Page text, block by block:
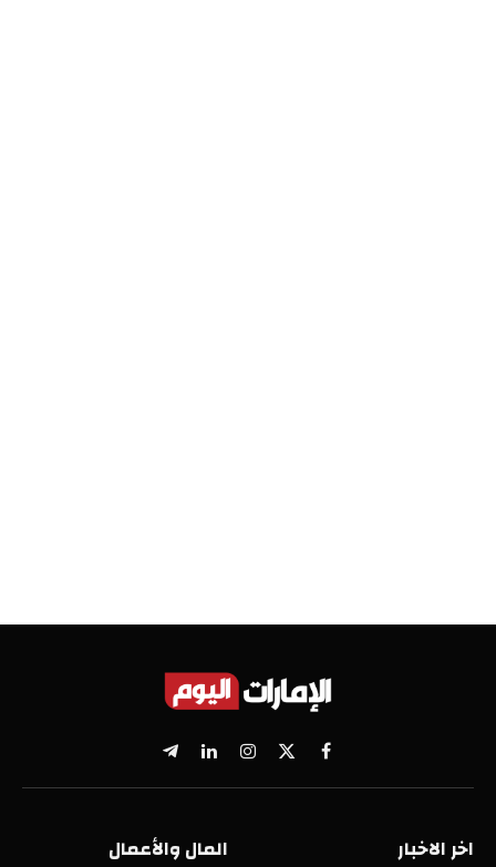
فيسبوك
X
(Twitter)
الانستغراملينكدإنتيلقرام
اخر الاخبار المال والأعمال